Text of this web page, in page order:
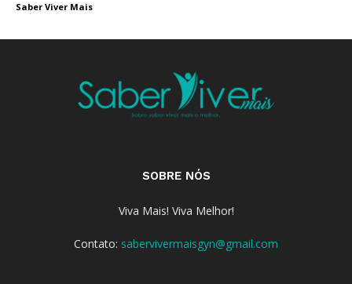
Saber Viver Mais
SOBRE NÓS
Viva Mais! Viva Melhor!
Contato: sabervivermaisgyn@gmail.com